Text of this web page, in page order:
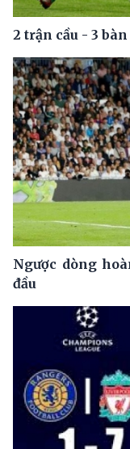
2 trận cầu - 3
Ngược dòng
đầu